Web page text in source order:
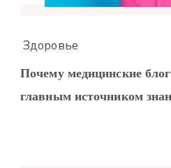
Здоровье
Почему медицинские
главным источником